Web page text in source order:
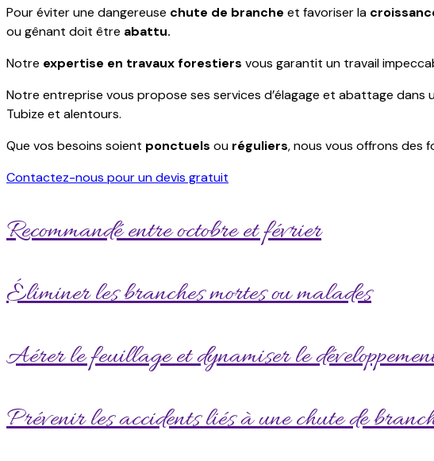
Pour éviter une dangereuse chute de branche et favoriser la
ou gênant doit être abattu.
Notre expertise en travaux forestiers vous garantit un travail
Notre entreprise vous propose ses services d’élagage et abattage dans
Tubize et alentours.
Que vos besoins soient ponctuels ou réguliers, nous vous offrons des
Contactez-nous pour un devis gratuit
Recommandé entre octobre et février
Éliminer les branches mortes ou malades
Aérer le feuillage et dynamiser le
Prévenir les accidents liés à une chute de